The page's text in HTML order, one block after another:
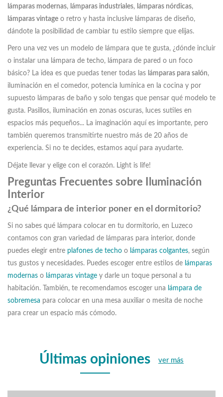
lámparas modernas, lámparas industriales, lámparas nórdicas,
lámparas vintage o retro y hasta inclusive lámparas de diseño,
dándote la posibilidad de cambiar tu estilo siempre que elijas.
Pero una vez ves un modelo de lámpara que te gusta, ¿dónde incluir
o instalar una lámpara de techo, lámpara de pared o un foco
básico? La idea es que puedas tener todas las lámparas para salón,
iluminación en el comedor, potencia lumínica en la cocina y por
supuesto lámparas de baño y solo tengas que pensar qué modelo te
gusta. Pasillos, iluminación en zonas oscuras, luces sutiles en
espacios más pequeños... La imaginación aquí es importante, pero
también queremos transmitirte nuestro más de 20 años de
experiencia. Si no te decides, estamos aquí para ayudarte.
Déjate llevar y elige con el corazón. Light is life!
Preguntas Frecuentes sobre Iluminación
Interior
¿Qué lámpara de interior poner en el dormitorio?
Si no sabes qué lámpara colocar en tu dormitorio, en Luzeco
contamos con gran variedad de lámparas para interior, donde
puedes elegir entre plafones de techo o lámparas colgantes, según
tus gustos y necesidades. Puedes escoger entre estilos de lámparas
modernas o lámparas vintage y darle un toque personal a tu
habitación. También, te recomendamos escoger una lámpara de
sobremesa para colocar en una mesa auxiliar o mesita de noche
para crear un espacio más cómodo.
Últimas opiniones ver más